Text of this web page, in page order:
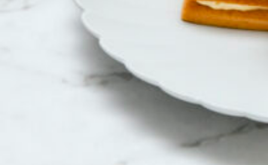
関西で開催。
おすすめの展覧会
おすすめの映画
おすすめの本